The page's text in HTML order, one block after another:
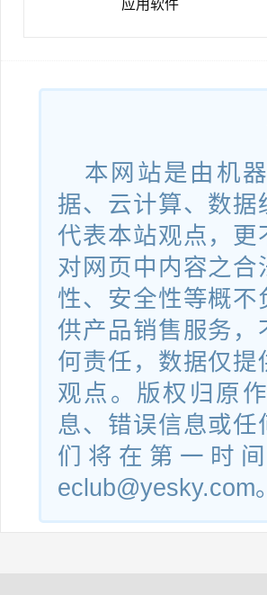
应用软件
本网站是由机
据、云计算、数
代表本站观点，
对网页中内容之
性、安全性等概
供产品销售服务
何责任，数据仅
观点。版权归原
息、错误信息或
们将在第一时
eclub@yesky.com。